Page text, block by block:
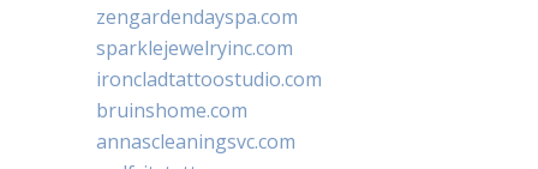
zengardendayspa.com
sparklejewelryinc.com
ironcladtattoostudio.com
bruinshome.com
annascleaningsvc.com